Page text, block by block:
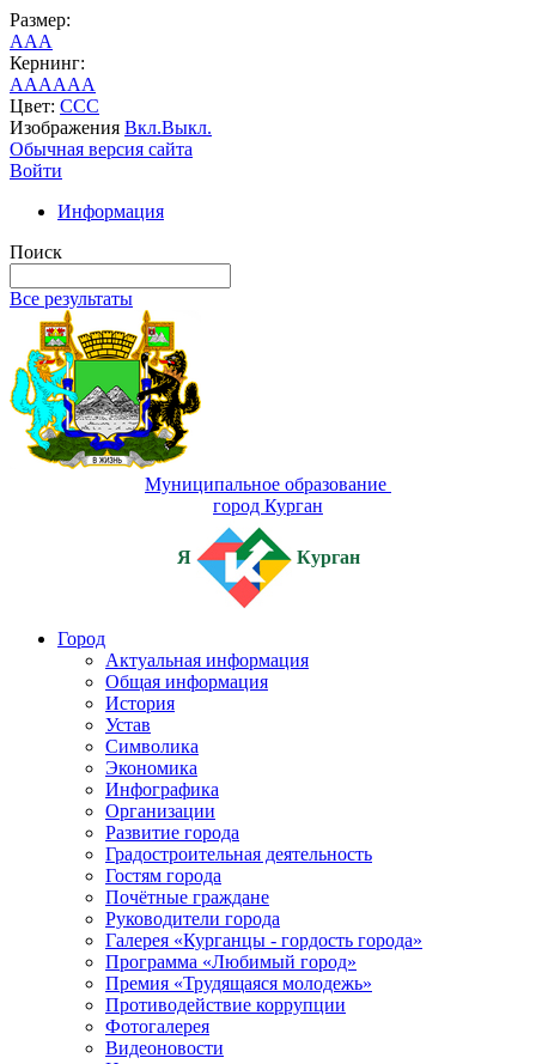
Размер:
AAA
Кернинг:
AAAAAA
Цвет: CCC
Изображения Вкл.Выкл.
Обычная версия сайта
Войти
Информация
Поиск
Все результаты
Муниципальное образование
город Курган
Я Курган
Город
Актуальная информация
Общая информация
История
Устав
Символика
Экономика
Инфографика
Организации
Развитие города
Градостроительная деятельность
Гостям города
Почётные граждане
Руководители города
Галерея «Курганцы - гордость города»
Программа «Любимый город»
Премия «Трудящаяся молодежь»
Противодействие коррупции
Фотогалерея
Видеоновости